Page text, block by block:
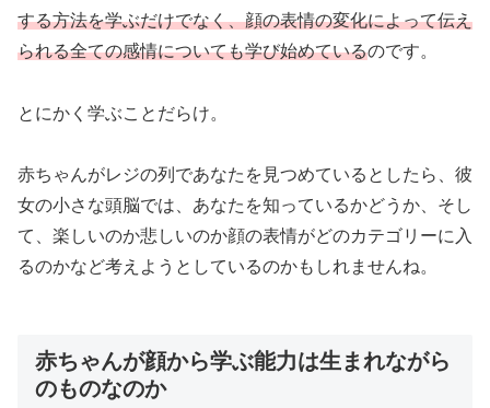
する方法を学ぶだけでなく、顔の表情の変化によって伝え
られる全ての感情についても学び始めているのです。
とにかく学ぶことだらけ。
赤ちゃんがレジの列であなたを見つめているとしたら、彼
女の小さな頭脳では、あなたを知っているかどうか、そし
て、楽しいのか悲しいのか顔の表情がどのカテゴリーに入
るのかなど考えようとしているのかもしれませんね。
赤ちゃんが顔から学ぶ能力は生まれながら
のものなのか